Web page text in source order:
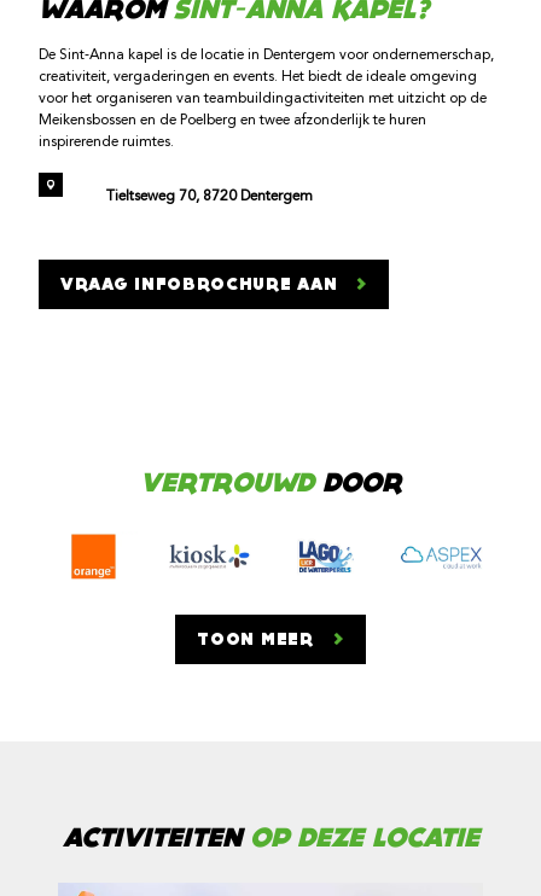
WAAROMSINT-ANNA KAPEL?
De Sint-Anna kapel is de locatie in Dentergem voor ondernemerschap,
creativiteit, vergaderingen en events. Het biedt de ideale omgeving
voor het organiseren van teambuildingactiviteiten met uitzicht op de
Meikensbossen en de Poelberg en twee afzonderlijk te huren
inspirerende ruimtes.
Tieltseweg 70, 8720 Dentergem
VRAAG INFOBROCHURE AAN
VERTROUWDDOOR
TOON MEER
ACTIVITEITEN OP DEZE LOCATIE